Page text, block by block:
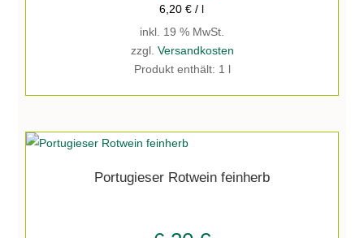
6,20€ / l
inkl. 19 % MwSt.
zzgl. Versandkosten
Produkt enthält: 1 l
Portugieser Rotwein feinherb